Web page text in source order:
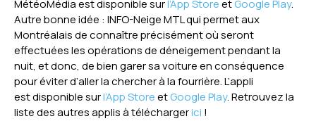
MétéoMédia est disponible surl’App StoreetGoogle Play.
Autre bonne idée : INFO-Neige MTL qui permet aux
Montréalais de connaître précisément où seront
effectuées les opérations de déneigement pendant la
nuit, et donc, de bien garer sa voiture en conséquence
pour éviter d’aller la chercher à la fourrière. L’appli
est disponible surl’App StoreetGoogle Play. Retrouvez la
liste des autres applis à téléchargerici !